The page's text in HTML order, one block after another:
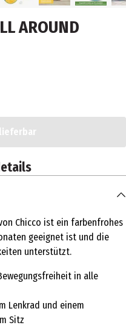
AROUND
Chicco ist ein farbenfrohes
geeignet ist und die
unterstützt.
in alle
Lenkrad und einem
Sitz